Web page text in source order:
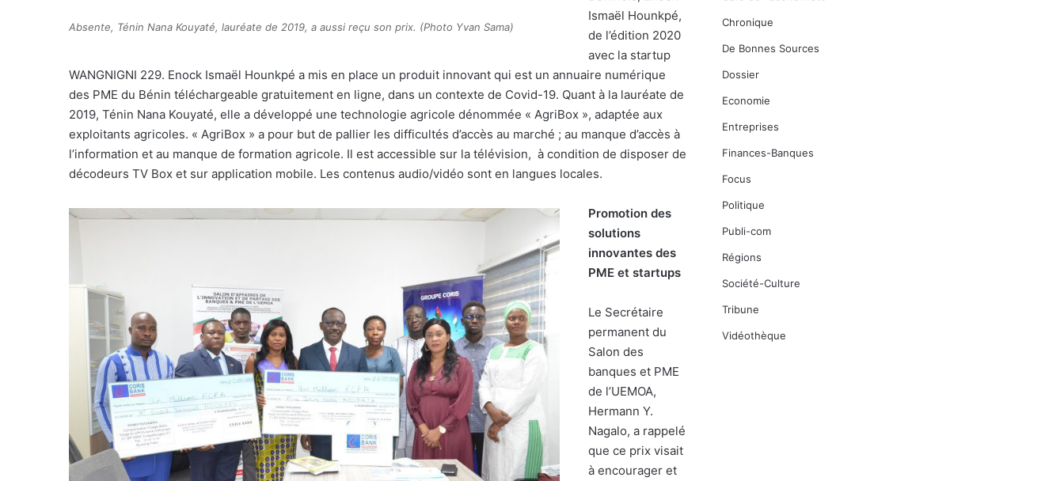
Absente, Ténin Nana Kouyaté, lauréate de 2019, a aussi reçu son prix. (Photo Yvan Sama)
Ismaël Hounkpé,
de l’édition 2020
avec la startup
WANGNIGNI 229. Enock Ismaël Hounkpé a mis en place un produit innovant qui est un annuaire numérique
des PME du Bénin téléchargeable gratuitement en ligne, dans un contexte de Covid-19. Quant à la lauréate de
2019, Ténin Nana Kouyaté, elle a développé une technologie agricole dénommée « AgriBox », adaptée aux
exploitants agricoles. « AgriBox » a pour but de pallier les difficultés d’accès au marché ; au manque d’accès à
l’information et au manque de formation agricole. Il est accessible sur la télévision, à condition de disposer de
décodeurs TV Box et sur application mobile. Les contenus audio/vidéo sont en langues locales.
Promotion des
solutions
innovantes des
PME et startups
Le Secrétaire
permanent du
Salon des
banques et PME
de l’UEMOA,
Hermann Y.
Nagalo, a rappelé
que ce prix visait
à encourager et
Chronique
De Bonnes Sources
Dossier
Economie
Entreprises
Finances-Banques
Focus
Politique
Publi-com
Régions
Société-Culture
Tribune
Vidéothèque